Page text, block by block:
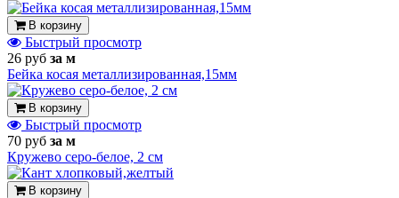
В корзину
Быстрый просмотр
26 руб за м
Бейка косая металлизированная,15мм
В корзину
Быстрый просмотр
70 руб за м
Кружево серо-белое, 2 см
В корзину